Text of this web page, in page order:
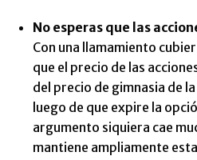
No esperas que las
Con una llamamiento
que el precio de las
del precio de gimnasia de
luego de que expire la
argumento siquiera cae
mantiene ampliamente